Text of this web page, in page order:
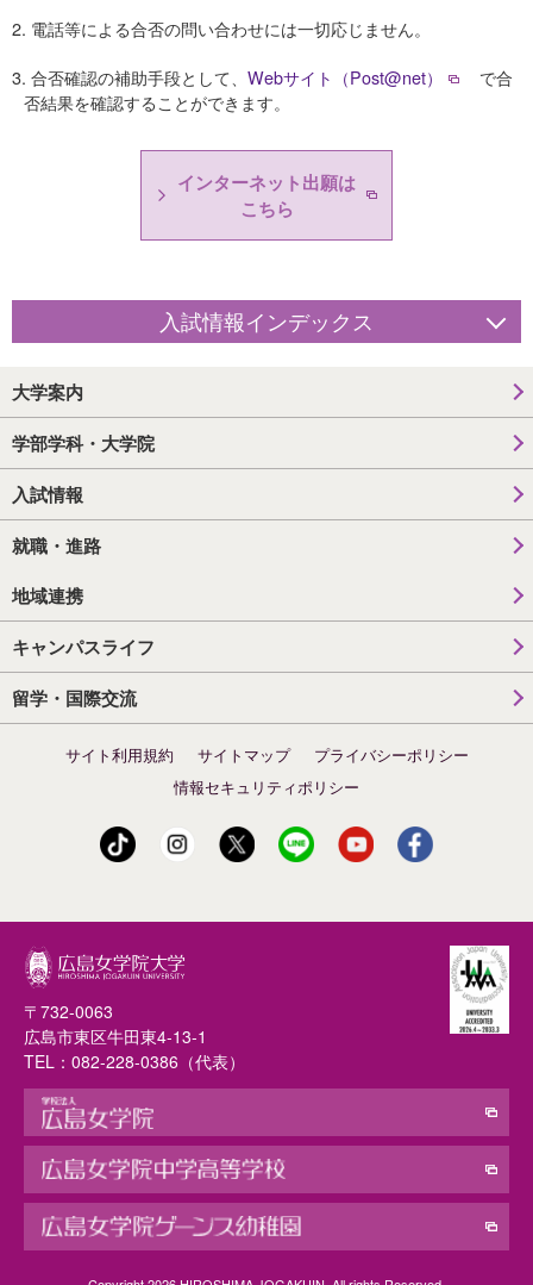
2. 電話等による合否の問い合わせには一切応じません。
3. 合否確認の補助手段として、 Webサイト（Post@net）
で合
否結果を確認することができます。
インターネット出願は
こちら
入試情報インデックス
大学案内
学部学科・大学院
入試情報
就職・進路
地域連携
キャンパスライフ
留学・国際交流
サイト利用規約 サイトマップ
プライバシーポリシー
情報セキュリティポリシー
〒732-0063
広島市東区牛田東4-13-1
TEL： 082-228-0386 （代表）